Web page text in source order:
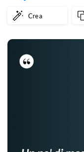
Crea